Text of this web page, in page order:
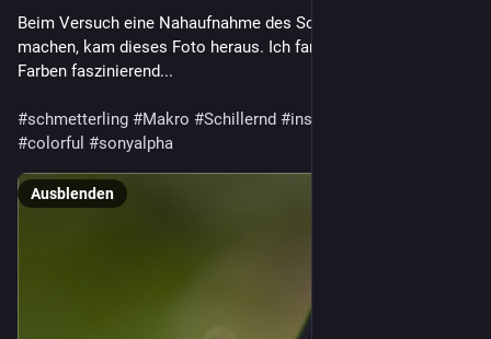
Beim Versuch eine Nahaufnahme des Schmetterlings zu
machen, kam dieses Foto heraus. Ich fand die schillernden
Farben faszinierend...
#schmetterling #Makro #Schillernd #insects
#colorful #sonyalpha
Ausblenden